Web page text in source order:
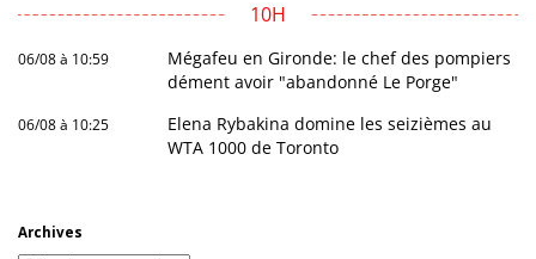
10H
06/08 à 10:59
Mégafeu en Gironde: le chef des pompiers
dément avoir "abandonné Le Porge"
06/08 à 10:25
Elena Rybakina domine les seizièmes au
WTA 1000 de Toronto
Archives